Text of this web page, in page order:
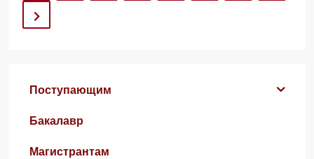
Поступающим
Бакалавр
Магистрантам